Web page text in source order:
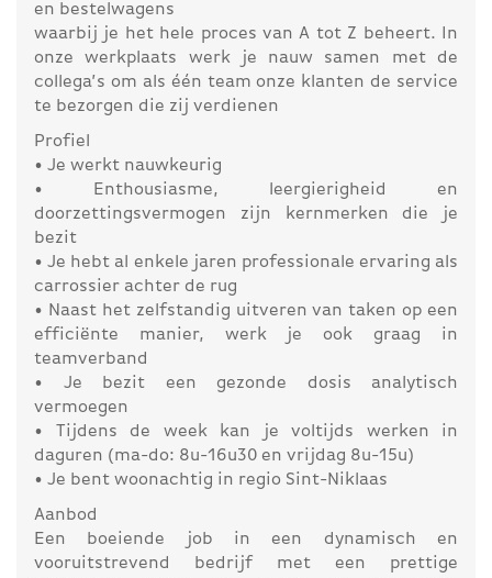
en bestelwagens
waarbij je het hele proces van A tot Z beheert. In
onze werkplaats werk je nauw samen met de
collega’s om als één team onze klanten de service
te bezorgen die zij verdienen
Profiel
• Je werkt nauwkeurig
• Enthousiasme, leergierigheid en
doorzettingsvermogen zijn kernmerken die je
bezit
• Je hebt al enkele jaren professionale ervaring als
carrossier achter de rug
• Naast het zelfstandig uitveren van taken op een
efficiënte manier, werk je ook graag in
teamverband
• Je bezit een gezonde dosis analytisch
vermoegen
• Tijdens de week kan je voltijds werken in
daguren (ma-do: 8u-16u30 en vrijdag 8u-15u)
• Je bent woonachtig in regio Sint-Niklaas
Aanbod
Een boeiende job in een dynamisch en
vooruitstrevend bedrijf met een prettige